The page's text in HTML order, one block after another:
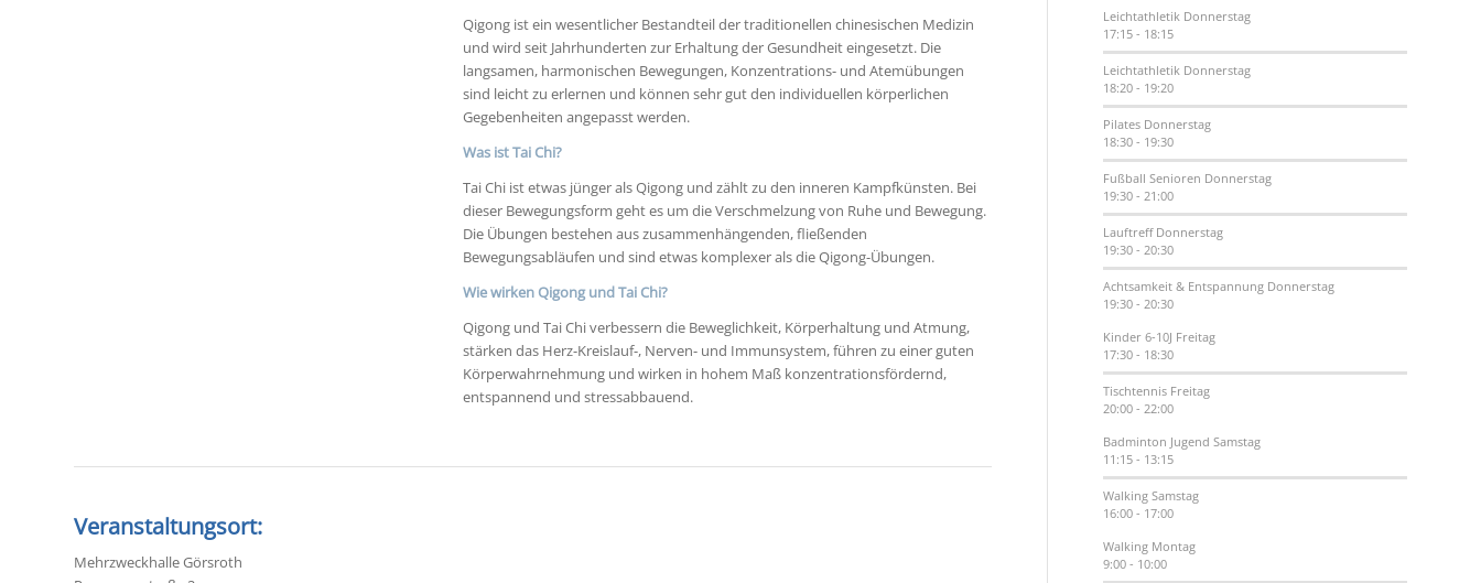
Qigong ist ein wesentlicher Bestandteil der traditionellen chinesischen Medizin
und wird seit Jahrhunderten zur Erhaltung der Gesundheit eingesetzt. Die
langsamen, harmonischen Bewegungen, Konzentrations- und Atemübungen
sind leicht zu erlernen und können sehr gut den individuellen körperlichen
Gegebenheiten angepasst werden.
Was ist Tai Chi?
Tai Chi ist etwas jünger als Qigong und zählt zu den inneren Kampfkünsten. Bei
dieser Bewegungsform geht es um die Verschmelzung von Ruhe und Bewegung.
Die Übungen bestehen aus zusammenhängenden, fließenden
Bewegungsabläufen und sind etwas komplexer als die Qigong-Übungen.
Wie wirken Qigong und Tai Chi?
Qigong und Tai Chi verbessern die Beweglichkeit, Körperhaltung und Atmung,
stärken das Herz-Kreislauf-, Nerven- und Immunsystem, führen zu einer guten
Körperwahrnehmung und wirken in hohem Maß konzentrationsfördernd,
entspannend und stressabbauend.
Veranstaltungsort:
Mehrzweckhalle Görsroth
Leichtathletik Donnerstag
17:15 - 18:15
Leichtathletik Donnerstag
18:20 - 19:20
Pilates Donnerstag
18:30 - 19:30
Fußball Senioren Donnerstag
19:30 -21:00
Lauftreff Donnerstag
19:30 -20:30
Achtsamkeit & Entspannung Donnerstag
19:30 -20:30
Kinder 6-10J Freitag
17:30 - 18:30
Tischtennis Freitag
20:00 -22:00
Badminton JugendSamstag
11:15 - 13:15
WalkingSamstag
16:00 - 17:00
Walking Montag
9:00 - 10:00